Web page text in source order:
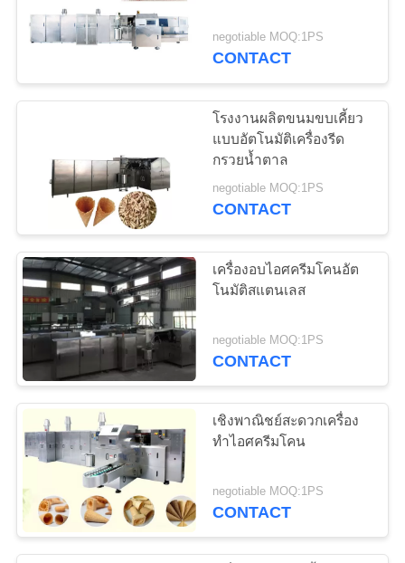
PRIVACY
POLICY
negotiable MOQ:1PS
CONTACT
โรงงานผลิตขนมขบเคี้ยว
แบบอัตโนมัติเครื่องรีด
กรวยน้ำตาล
negotiable MOQ:1PS
CONTACT
เครื่องอบไอศครีมโคนอัต
โนมัติสแตนเลส
negotiable MOQ:1PS
CONTACT
เชิงพาณิชย์สะดวกเครื่อง
ทำไอศครีมโคน
negotiable MOQ:1PS
CONTACT